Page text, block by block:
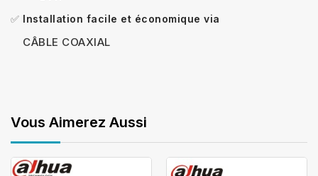
✅ Installation facile et économique via
CÂBLE COAXIAL
Vous Aimerez Aussi